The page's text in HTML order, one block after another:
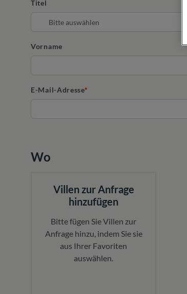
Titel
Vorname
E-Mail-Adresse
Wo
Villen zur Anfrage
hinzufügen
Bitte fügen Sie Villen zur
Anfrage hinzu, indem Sie sie
aus Ihrer Favoriten
auswählen.